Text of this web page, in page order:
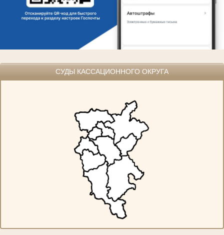
СУДЫ КАССАЦИОННОГО ОКРУГА